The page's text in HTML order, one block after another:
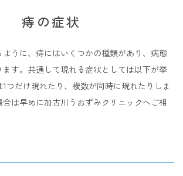
痔の症状
うに、痔にはいくつかの種類があり、病態
ます。共通して現れる症状としては以下が挙
つだけ現れたり、複数が同時に現れたりしま
は早めに加古川うおずみクリニックへご相